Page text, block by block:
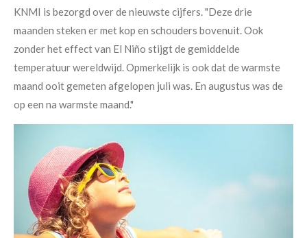
KNMI is bezorgd over de nieuwste cijfers. "Deze drie
maanden steken er met kop en schouders bovenuit. Ook
zonder het effect van El Niño stijgt de gemiddelde
temperatuur wereldwijd. Opmerkelijk is ook dat de warmste
maand ooit gemeten afgelopen juli was. En augustus was de
op een na warmste maand."